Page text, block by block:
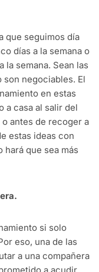
que seguimos día
días a la semana o
semana. Sean las
son negociables. El
en estas
a casa al salir del
antes de recoger a
estas ideas con
que sea más
si solo
eso, una de las
a una compañera